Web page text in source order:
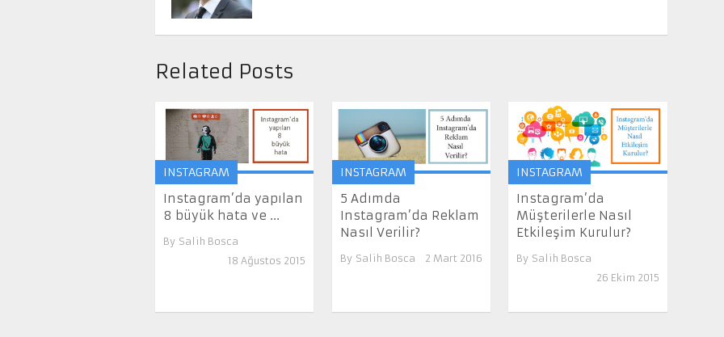
Related Posts
INSTAGRAM
Instagram’da yapılan
8 büyük hata ve ...
By Salih Bosca
18 Ağustos 2015
INSTAGRAM
5 Adımda
Instagram’da Reklam
Nasıl Verilir?
By Salih Bosca 2 Mart 2016
INSTAGRAM
Instagram’da
Müşterilerle Nasıl
Etkileşim Kurulur?
By Salih Bosca
26 Ekim 2015